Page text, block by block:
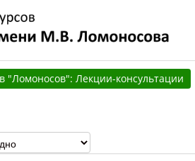
"Ломоносов": Лекции-консультации